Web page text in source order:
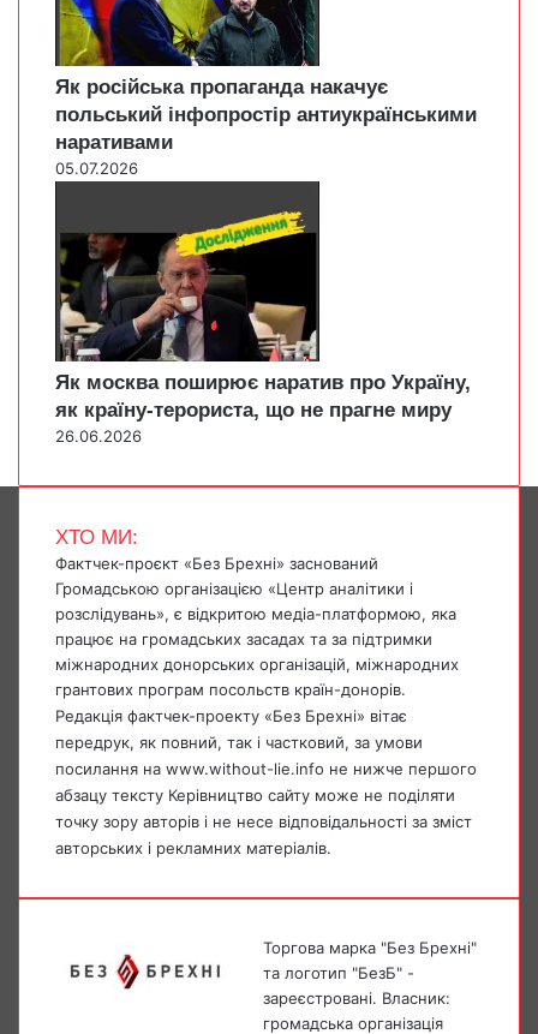
Як російська пропаганда накачує
польський інфопростір антиукраїнськими
наративами
05.07.2026
Як москва поширює наратив про Україну,
як країну-терориста, що не прагне миру
26.06.2026
ХТО МИ:
Фактчек-проєкт «Без Брехні» заснований
Громадською організацією «Центр аналітики і
розслідувань», є відкритою медіа-платформою, яка
працює на громадських засадах та за підтримки
міжнародних донорських організацій, міжнародних
грантових програм посольств країн-донорів.
Редакція фактчек-проекту «Без Брехні» вітає
передрук, як повний, так і частковий, за умови
посилання на www.without-lie.info не нижче першого
абзацу тексту Керівництво сайту може не поділяти
точку зору авторів і не несе відповідальності за зміст
авторських і рекламних матеріалів.
Торгова марка "Без Брехні"
та логотип "БезБ" -
зареєстровані. Власник:
громадська організація